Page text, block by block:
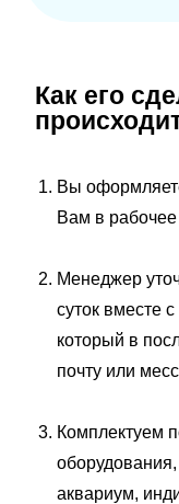
Как его
Вы
Вам в
Менеджер
суток вместе
который в
почту или
Комплектуем
аквариум,